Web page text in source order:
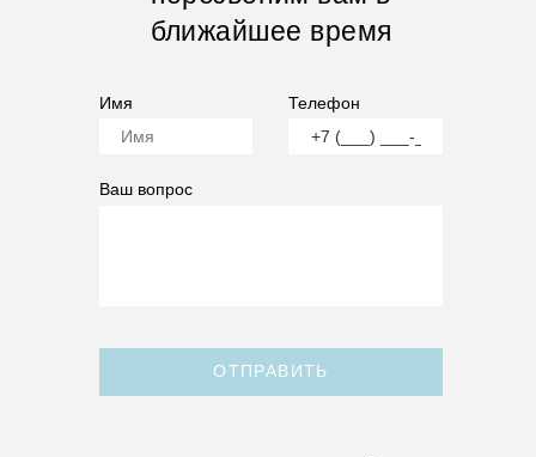
ближайшее время
Имя Телефон
Ваш вопрос
ОТПРАВИТЬ